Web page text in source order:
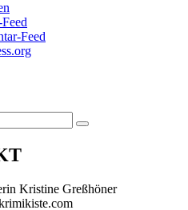
Feed
Suchen
Kristine Greßhöner